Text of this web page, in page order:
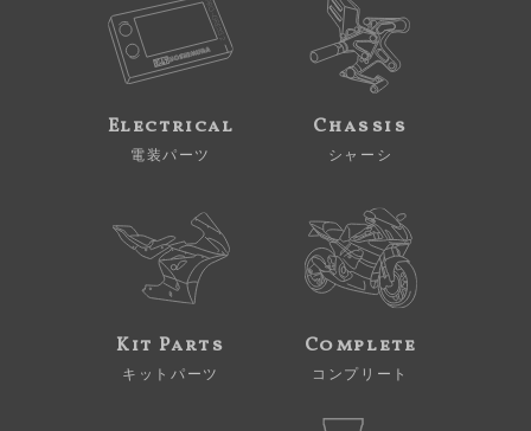
Electrical
電装パーツ
Chassis
シャーシ
Kit Parts
キットパーツ
Complete
コンプリート